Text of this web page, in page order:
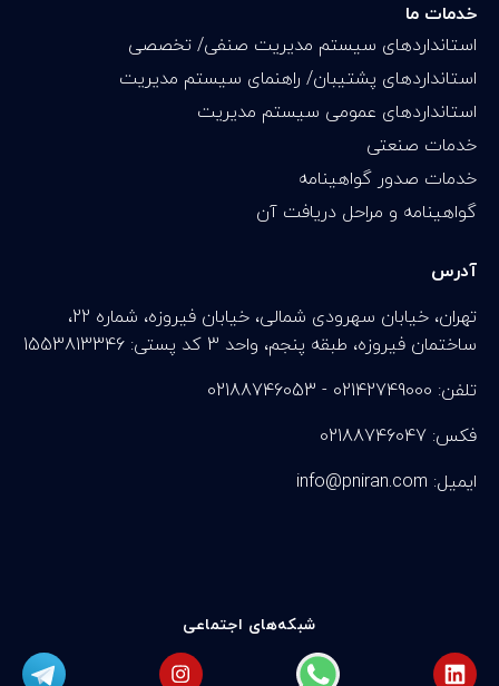
خدمات ما
استانداردهای سیستم مدیریت صنفی/ تخصصی
استانداردهای پشتیبان/ راهنمای سیستم مدیریت
استانداردهای عمومی سیستم مدیریت
خدمات صنعتی
خدمات صدور گواهینامه
گواهینامه و مراحل دریافت آن
آدرس
تهران، خیابان سهرودی شمالی، خیابان فیروزه، شماره 22،
ساختمان فیروزه، طبقه پنجم، واحد 3 کد پستی: 1553813346
تلفن: 02142749000 - 02188746053
فکس: 02188746047
info@pniran.com :ایمیل
شبکه‌های اجتماعی